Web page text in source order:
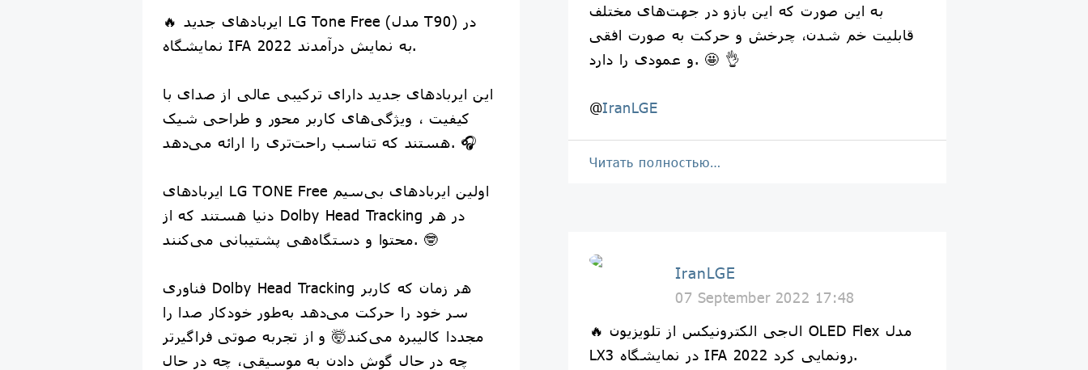
🔥 ایربادهای جدید LG Tone Free (مدل T90) در
نمایشگاه IFA 2022 به نمایش درآمدند.
این ایربادهای جدید دارای ترکیبی عالی از صدای با
کیفیت ، ویژگی‌های کاربر محور و طراحی شیک
هستند که تناسب راحت‌تری را ارائه می‌دهد. 🎧
ایربادهای LG TONE Free اولین ایربادهای بی‌سیم
دنیا هستند که از Dolby Head Tracking در هر
محتوا و دستگاه‌هی پشتیبانی می‌کنند. 🤓
فناوری Dolby Head Tracking هر زمان که کاربر
سر خود را حرکت می‌دهد به‌طور خودکار صدا را
مجددا کالیبره می‌کند🤯 و از تجربه صوتی فراگیرتر
چه در حال گوش دادن به موسیقی، چه در حال
به این صورت که این بازو در جهت‌های مختلف
قابلیت خم شدن، چرخش و حرکت به صورت افقی
و عمودی را دارد. 🤩 👌
@IranLGE
Читать полностью…
IranLGE
07 September 2022 17:48
🔥 ال‌جی الکترونیکس از تلویزیون OLED Flex مدل
LX3 در نمایشگاه IFA 2022 رونمایی کرد.